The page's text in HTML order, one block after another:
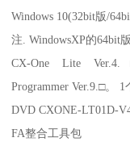
Windows 10(32bit版/
注. WindowsXP的64bit
CX-One Lite
Programmer Ver.9.□。
DVD CXONE-LT01D-
FA整合工具包